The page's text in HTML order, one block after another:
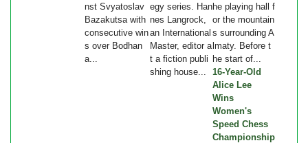
nst Svyatoslav
Bazakutsa with
consecutive win
s over Bodhan
a...
egy series. Han
nes Langrock,
an International
Master, editor a
t a fiction publi
shing house...
he playing hall f
or the mountain
s surrounding A
lmaty. Before t
he start of...
16-Year-Old
Alice Lee
Wins
Women's
Speed Chess
Championship